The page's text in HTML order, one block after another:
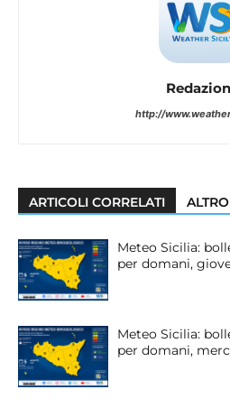
http://
ARTICOLI CORRELATI
Meteo Sicilia:
per domani,
Meteo Sicilia:
per domani,